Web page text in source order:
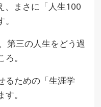
、まさに「人生100
第三の人生をどう過
。
るための「生涯学
。